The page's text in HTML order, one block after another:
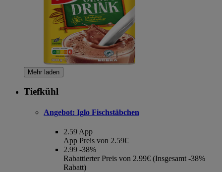
Mehr laden
Tiefkühl
Angebot: Iglo Fischstäbchen
2.59 App
App Preis von 2.59€
2.99 -38%
Rabattierter Preis von 2.99€ (Insgesamt -38%
Rabatt)